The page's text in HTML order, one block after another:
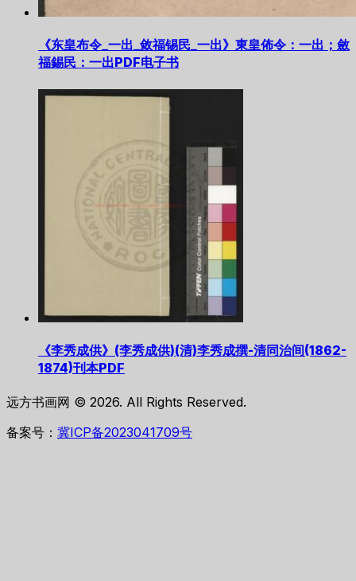
《东皇布令_一出_敛福锡民_一出》東皇佈令：一出；斂
福錫民：一出PDF电子书
《李秀成供》(李秀成供)(清)李秀成撰-清同治间(1862-
1874)刊本PDF
远方书画网 © 2026. All Rights Reserved.
备案号： 冀ICP备2023041709号